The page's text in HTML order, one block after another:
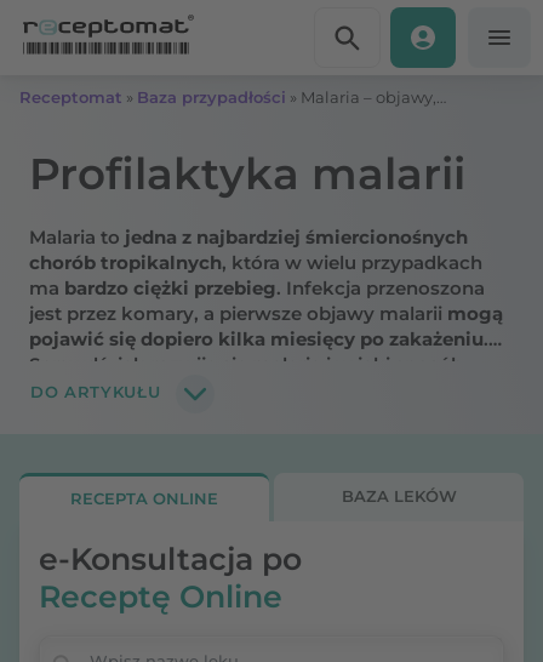
Receptomat » Baza przypadłości »
Profilaktyka malarii
Malaria to jedna z najbardziej śmiercionośnych
chorób tropikalnych, która w wielu przypadkach
ma bardzo ciężki przebieg. Infekcja przenoszona
jest przez komary, a pierwsze objawy malarii mogą
pojawić się dopiero kilka miesięcy po zakażeniu.
Sprawdź, jak rozwija się malaria i w jaki sposób
można ją rozpoznać!
DO ARTYKUŁU
RECEPTA ONLINE BAZA LEKÓW
e-Konsultacja po
Receptę Online
Wpisz nazwę leku